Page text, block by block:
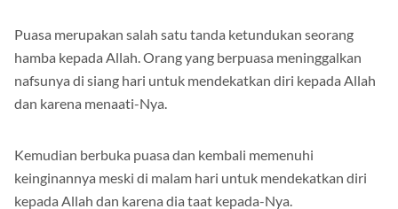
Puasa merupakan salah satu tanda ketundukan seorang
hamba kepada Allah. Orang yang berpuasa meninggalkan
nafsunya di siang hari untuk mendekatkan diri kepada Allah
dan karena menaati-Nya.
Kemudian berbuka puasa dan kembali memenuhi
keinginannya meski di malam hari untuk mendekatkan diri
kepada Allah dan karena dia taat kepada-Nya.